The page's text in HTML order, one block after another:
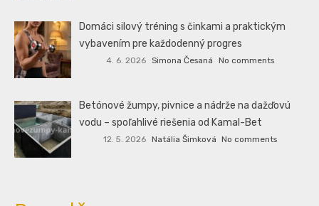
Domáci silový tréning s činkami a praktickým
vybavením pre každodenný progres
4. 6. 2026 Simona Česaná No comments
Betónové žumpy, pivnice a nádrže na dažďovú
vodu – spoľahlivé riešenia od Kamal-Bet
12. 5. 2026 Natália Šimková No comments